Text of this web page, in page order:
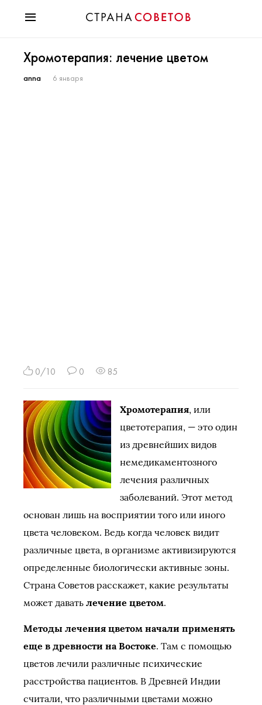
Мода
Звезды
Хромотерапия: лечение цветом
anna 6 января
0/10 0 85
Хромотерапия, или
цветотерапия, — это один
из древнейших видов
немедикаментозного
лечения различных
заболеваний. Этот метод
основан лишь на восприятии того или иного
цвета человеком. Ведь когда человек видит
различные цвета, в организме активизируются
определенные биологически активные зоны.
Страна Советов расскажет, какие результаты
может давать лечение цветом.
Методы лечения цветом начали применять
еще в древности на Востоке. Там с помощью
цветов лечили различные психические
расстройства пациентов. В Древней Индии
считали, что различными цветами можно